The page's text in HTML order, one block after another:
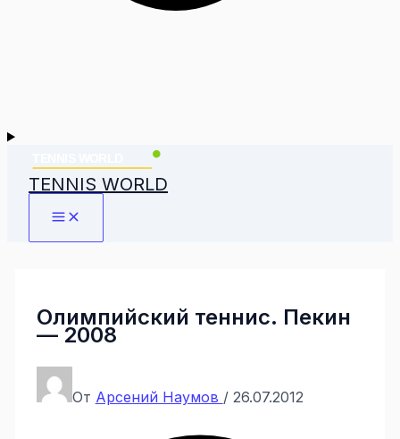
TENNIS WORLD
Олимпийский теннис. Пекин
— 2008
От Арсений Наумов / 26.07.2012